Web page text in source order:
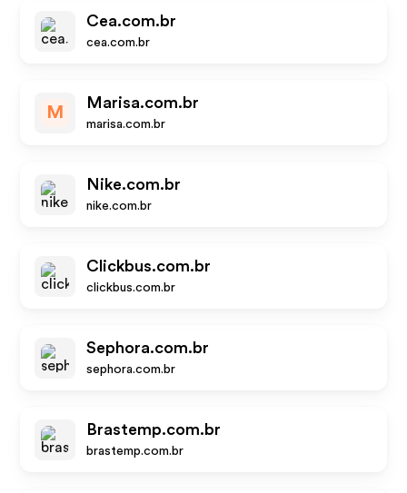
Cea.com.br
cea.com.br
M
Marisa.com.br
marisa.com.br
Nike.com.br
nike.com.br
Clickbus.com.br
clickbus.com.br
Sephora.com.br
sephora.com.br
Brastemp.com.br
brastemp.com.br